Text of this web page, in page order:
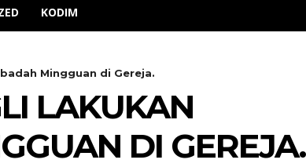
KODIM
Mingguan di Gereja.
LAKUKAN
DI GEREJA.